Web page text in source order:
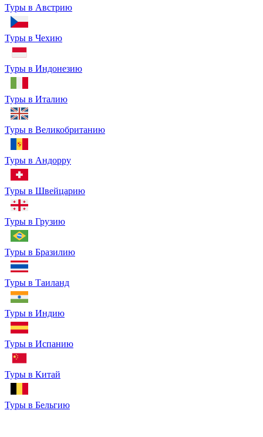
Туры в Австрию
Туры в Чехию
Туры в Индонезию
Туры в Италию
Туры в Великобританию
Туры в Андорру
Туры в Швейцарию
Туры в Грузию
Туры в Бразилию
Туры в Таиланд
Туры в Индию
Туры в Испанию
Туры в Китай
Туры в Бельгию